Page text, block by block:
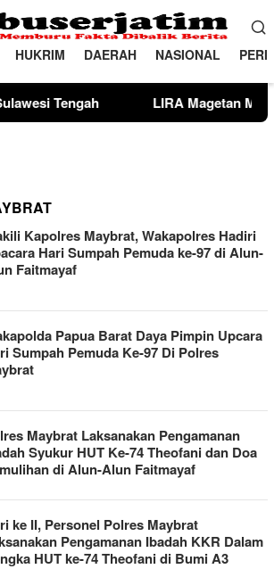
HUKRIM DAERAH NASIONAL
KAPOLRI”KOMPETENSI
Kapolres Maybrat, Wakapolres Hadiri
Hari Sumpah Pemuda ke-97 di Alun-
Faitmayaf
Papua Barat Daya Pimpin Upcara
Sumpah Pemuda Ke-97 Di Polres
Maybrat Laksanakan Pengamanan
Syukur HUT Ke-74 Theofani dan Doa
di Alun-Alun Faitmayaf
ke II, Personel Polres Maybrat
Pengamanan Ibadah KKR Dalam
HUT ke-74 Theofani di Bumi A3